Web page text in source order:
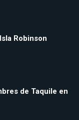
Robinson
de Taquile en